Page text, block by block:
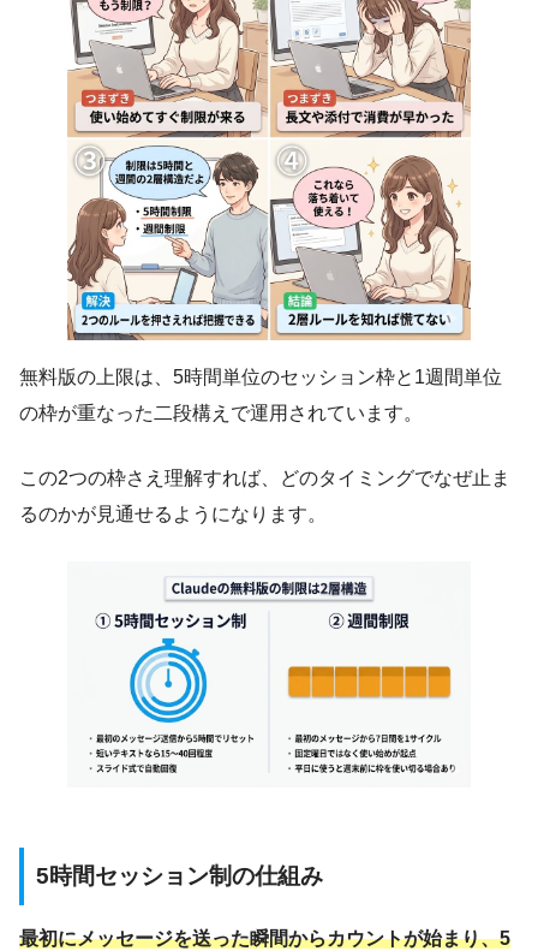
無料版の上限は、5時間単位のセッション枠と1週間単位
の枠が重なった二段構えで運用されています。
この2つの枠さえ理解すれば、どのタイミングでなぜ止ま
るのかが見通せるようになります。
5時間セッション制の仕組み
最初にメッセージを送った瞬間からカウントが始まり、5